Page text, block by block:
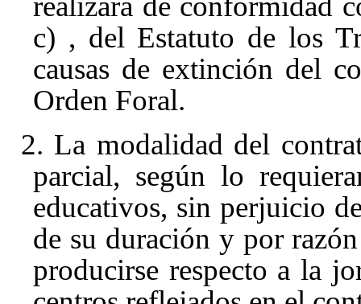
c) , del Estatuto de los
causas de extinción del
Orden Foral.
2. La modalidad del
parcial, según lo
educativos, sin perjuicio
de su duración y por
producirse respecto a la